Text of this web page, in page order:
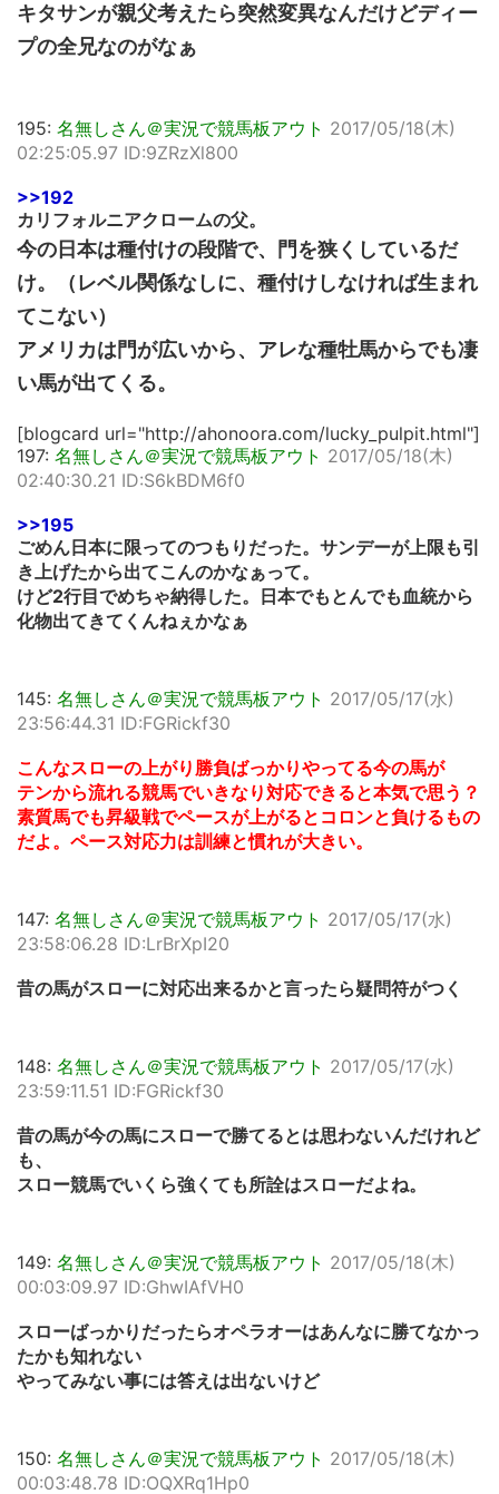
キタサンが親父考えたら突然変異なんだけどディー
プの全兄なのがなぁ
195: 名無しさん＠実況で競馬板アウト 2017/05/18(木)
02:25:05.97 ID:9ZRzXl800
>>192
カリフォルニアクロームの父。
今の日本は種付けの段階で、門を狭くしているだ
け。（レベル関係なしに、種付けしなければ生まれ
てこない）
アメリカは門が広いから、アレな種牡馬からでも凄
い馬が出てくる。
[blogcard url="http://ahonoora.com/lucky_pulpit.html"]
197: 名無しさん＠実況で競馬板アウト 2017/05/18(木)
02:40:30.21 ID:S6kBDM6f0
>>195
ごめん日本に限ってのつもりだった。サンデーが上限も引
き上げたから出てこんのかなぁって。
けど2行目でめちゃ納得した。日本でもとんでも血統から
化物出てきてくんねぇかなぁ
145: 名無しさん＠実況で競馬板アウト 2017/05/17(水)
23:56:44.31 ID:FGRickf30
こんなスローの上がり勝負ばっかりやってる今の馬が
テンから流れる競馬でいきなり対応できると本気で思う？
素質馬でも昇級戦でペースが上がるとコロンと負けるもの
だよ。ペース対応力は訓練と慣れが大きい。
147: 名無しさん＠実況で競馬板アウト 2017/05/17(水)
23:58:06.28 ID:LrBrXpI20
昔の馬がスローに対応出来るかと言ったら疑問符がつく
148: 名無しさん＠実況で競馬板アウト 2017/05/17(水)
23:59:11.51 ID:FGRickf30
昔の馬が今の馬にスローで勝てるとは思わないんだけれど
も、
スロー競馬でいくら強くても所詮はスローだよね。
149: 名無しさん＠実況で競馬板アウト 2017/05/18(木)
00:03:09.97 ID:GhwIAfVH0
スローばっかりだったらオペラオーはあんなに勝てなかっ
たかも知れない
やってみない事には答えは出ないけど
150: 名無しさん＠実況で競馬板アウト 2017/05/18(木)
00:03:48.78 ID:OQXRq1Hp0